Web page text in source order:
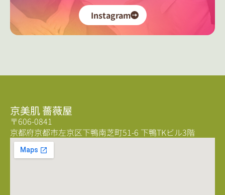
Instagram
京美肌 薔薇屋
〒606-0841
京都府京都市左京区下鴨南芝町51-6 下鴨TKビル3階